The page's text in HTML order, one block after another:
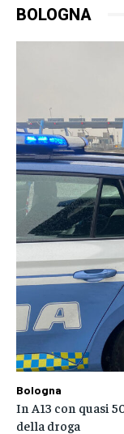
BOLOGNA
Bologna
In A13 con quasi
della droga